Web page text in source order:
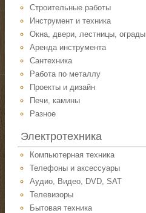
Строительные работы
Инструмент и техника
Окна, двери, лестницы, ограды
Аренда инструмента
Сантехника
Работа по металлу
Проекты и дизайн
Печи, камины
Разное
Электротехника
Компьютерная техника
Телефоны и аксессуары
Аудио, Видео, DVD, SAT
Телевизоры
Бытовая техника